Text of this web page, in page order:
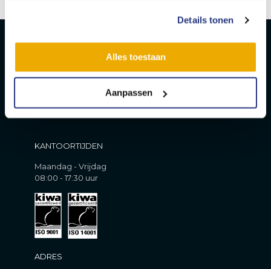
Details tonen
Alles toestaan
Aanpassen
KANTOORTIJDEN
Maandag - Vrijdag
08:00 - 17:30 uur
ADRES